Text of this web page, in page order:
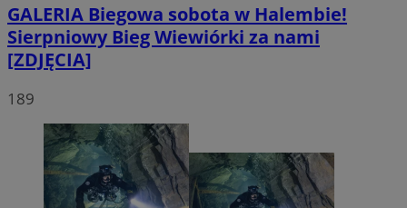
GALERIA Biegowa sobota w Halembie!
Sierpniowy Bieg Wiewiórki za nami
[ZDJĘCIA]
189